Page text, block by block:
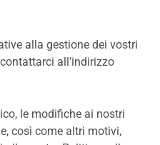
alla gestione dei vostri
all’indirizzo
le modifiche ai nostri
così come altri motivi,